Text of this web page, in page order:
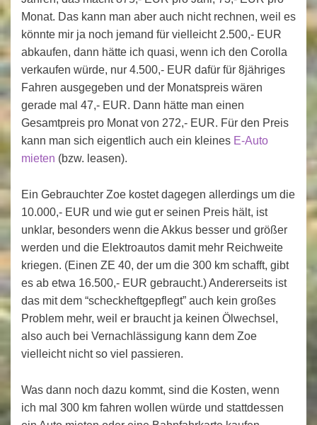
Monat. Das kann man aber auch nicht rechnen, weil es
könnte mir ja noch jemand für vielleicht 2.500,- EUR
abkaufen, dann hätte ich quasi, wenn ich den Corolla
verkaufen würde, nur 4.500,- EUR dafür für 8jähriges
Fahren ausgegeben und der Monatspreis wären
gerade mal 47,- EUR. Dann hätte man einen
Gesamtpreis pro Monat von 272,- EUR. Für den Preis
kann man sich eigentlich auch ein kleines E-Auto
mieten (bzw. leasen).
Ein Gebrauchter Zoe kostet dagegen allerdings um die
10.000,- EUR und wie gut er seinen Preis hält, ist
unklar, besonders wenn die Akkus besser und größer
werden und die Elektroautos damit mehr Reichweite
kriegen. (Einen ZE 40, der um die 300 km schafft, gibt
es ab etwa 16.500,- EUR gebraucht.) Andererseits ist
das mit dem “scheckheftgepflegt” auch kein großes
Problem mehr, weil er braucht ja keinen Ölwechsel,
also auch bei Vernachlässigung kann dem Zoe
vielleicht nicht so viel passieren.
Was dann noch dazu kommt, sind die Kosten, wenn
ich mal 300 km fahren wollen würde und stattdessen